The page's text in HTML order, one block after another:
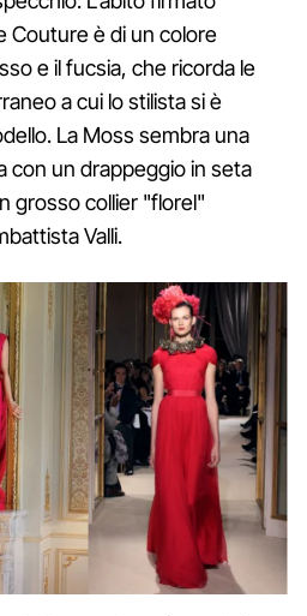
Couture è di un colore
e il fucsia, che ricorda le
a cui lo stilista si è
La Moss sembra una
con un drappeggio in seta
grosso collier "florel"
Valli.